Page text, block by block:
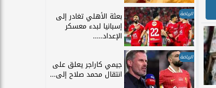
الرياضة بعثة الأهلي تغادر إلى
إسبانيا لبدء معسكر
الإعداد.....
الرياضة
جيمي كاراجر يعلق على
انتقال محمد صلاح إلى...